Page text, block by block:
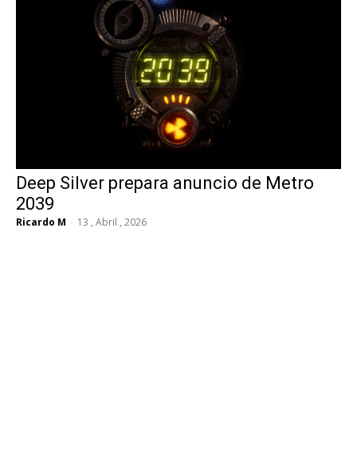
Deep Silver prepara anuncio de Metro
2039
Ricardo M - 13 , Abril , 2026